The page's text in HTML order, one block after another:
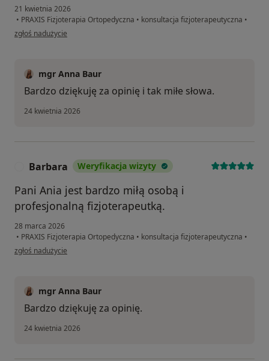
21 kwietnia 2026
• PRAXIS Fizjoterapia Ortopedyczna • konsultacja fizjoterapeutyczna •
w opinii użytkownika JJ
zgłoś nadużycie
mgr Anna Baur
Bardzo dziękuję za opinię i tak miłe słowa.
24 kwietnia 2026
Barbara Weryfikacja wizyty
Pani Ania jest bardzo miłą osobą i
profesjonalną fizjoterapeutką.
28 marca 2026
• PRAXIS Fizjoterapia Ortopedyczna • konsultacja fizjoterapeutyczna •
w opinii użytkownika Barbara
zgłoś nadużycie
mgr Anna Baur
Bardzo dziękuję za opinię.
24 kwietnia 2026